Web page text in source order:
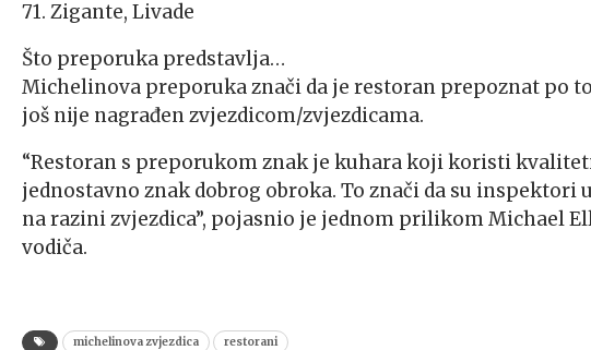
71. Zigante, Livade
Što preporuka predstavlja…
Michelinova preporuka znači da je restoran prepoznat po
još nije nagrađen zvjezdicom/zvjezdicama.
“Restoran s preporukom znak je kuhara koji koristi
jednostavno znak dobrog obroka. To znači da su inspektori
na razini zvjezdica”, pojasnio je jednom prilikom Michael
vodiča.
michelinova zvjezdica restorani